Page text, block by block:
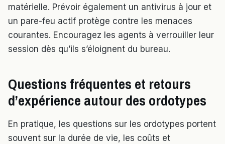
matérielle. Prévoir également un antivirus à jour et
un pare-feu actif protège contre les menaces
courantes. Encouragez les agents à verrouiller leur
session dès qu’ils s’éloignent du bureau.
Questions fréquentes et retours
d’expérience autour des ordotypes
En pratique, les questions sur les ordotypes portent
souvent sur la durée de vie, les coûts et